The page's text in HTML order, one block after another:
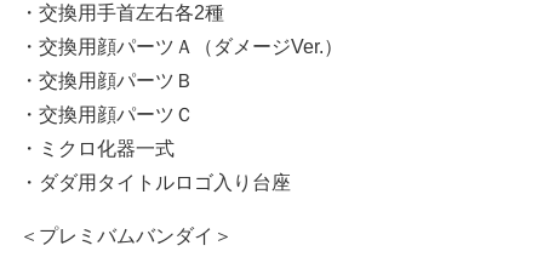
・交換用手首左右各2種
・交換用顔パーツＡ（ダメージVer.）
・交換用顔パーツＢ
・交換用顔パーツＣ
・ミクロ化器一式
・ダダ用タイトルロゴ入り台座
＜プレミバムバンダイ＞